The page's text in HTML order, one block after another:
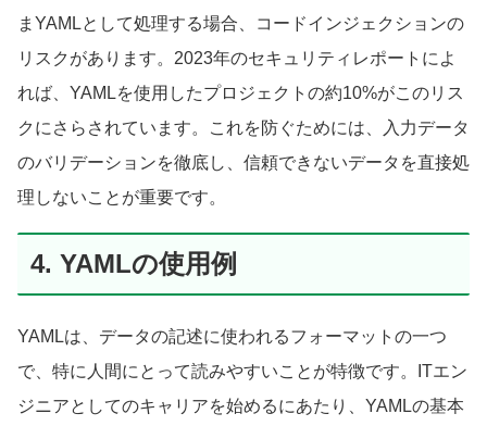
まYAMLとして処理する場合、コードインジェクションの
リスクがあります。2023年のセキュリティレポートによ
れば、YAMLを使用したプロジェクトの約10%がこのリス
クにさらされています。これを防ぐためには、入力データ
のバリデーションを徹底し、信頼できないデータを直接処
理しないことが重要です。
4. YAMLの使用例
YAMLは、データの記述に使われるフォーマットの一つ
で、特に人間にとって読みやすいことが特徴です。ITエン
ジニアとしてのキャリアを始めるにあたり、YAMLの基本